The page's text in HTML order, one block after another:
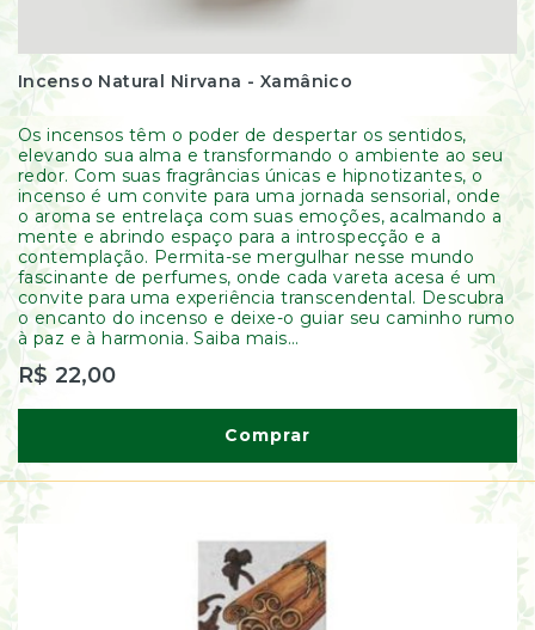
Incenso Natural Nirvana - Xamânico
Os incensos têm o poder de despertar os sentidos,
elevando sua alma e transformando o ambiente ao seu
redor. Com suas fragrâncias únicas e hipnotizantes, o
incenso é um convite para uma jornada sensorial, onde
o aroma se entrelaça com suas emoções, acalmando a
mente e abrindo espaço para a introspecção e a
contemplação. Permita-se mergulhar nesse mundo
fascinante de perfumes, onde cada vareta acesa é um
convite para uma experiência transcendental. Descubra
o encanto do incenso e deixe-o guiar seu caminho rumo
à paz e à harmonia. Saiba mais...
R$ 22,00
Comprar